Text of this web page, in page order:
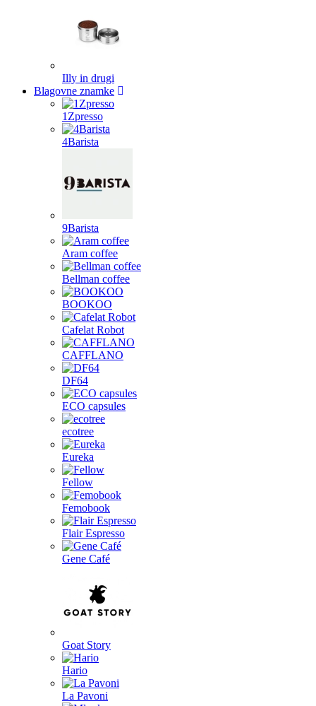
Illy in drugi
Blagovne znamke
1Zpresso
4Barista
9Barista
Aram coffee
Bellman coffee
BOOKOO
Cafelat Robot
CAFFLANO
DF64
ECO capsules
ecotree
Eureka
Fellow
Femobook
Flair Espresso
Gene Café
Goat Story
Hario
La Pavoni